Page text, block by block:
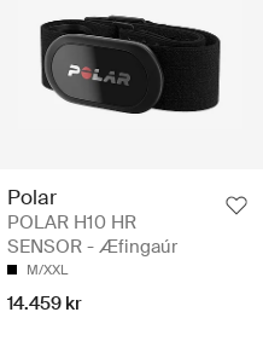
Polar
POLAR H10 HR
SENSOR - Æfingaúr
M/XXL
14.459 kr